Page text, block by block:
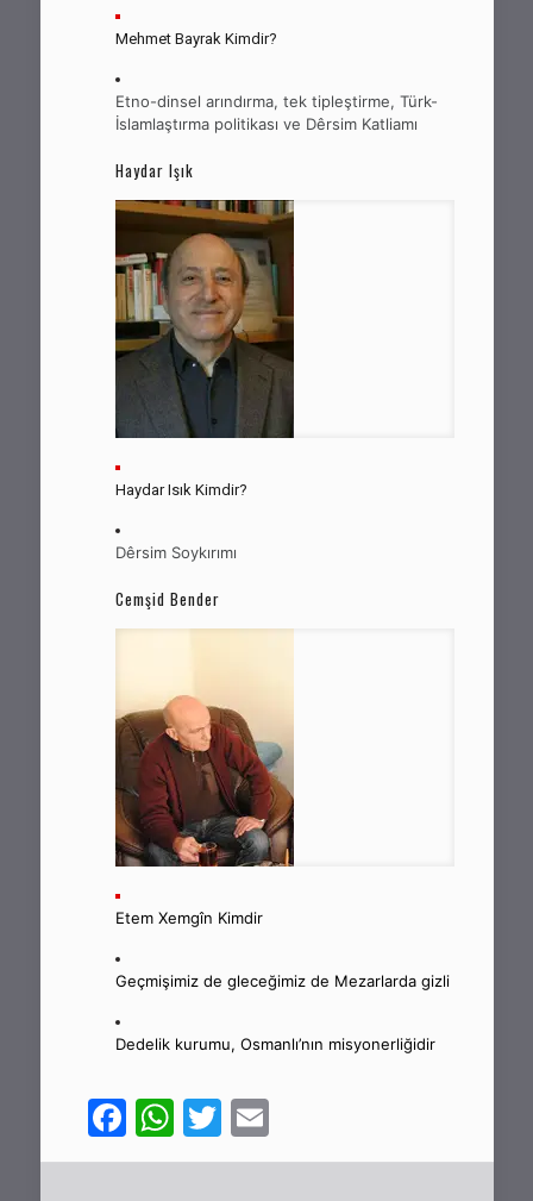
Mehmet Bayrak Kimdir?
Etno-dinsel arındırma, tek tipleştirme, Türk-
İslamlaştırma politikası ve Dêrsim Katliamı
Haydar Işık
Haydar Isık Kimdir?
Dêrsim Soykırımı
Cemşid Bender
Etem Xemgîn Kimdir
Geçmişimiz de gleceğimiz de Mezarlarda gizli
Dedelik kurumu, Osmanlı’nın misyonerliğidir
Facebook
WhatsApp
Twitter
Email